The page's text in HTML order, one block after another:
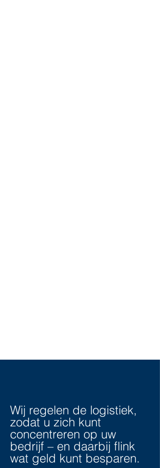
Wij regelen de logistiek,
zodat u zich kunt
concentreren op uw
bedrijf – en daarbij flink
wat geld kunt besparen.